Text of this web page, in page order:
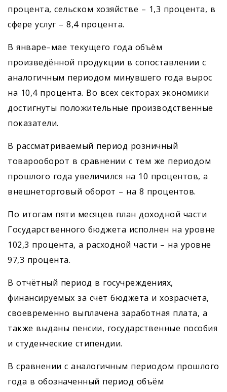
процента, сельском хозяйстве – 1,3 процента, в
сфере услуг – 8,4 процента.
В январе–мае текущего года объём
произведённой продукции в сопоставлении с
аналогичным периодом минувшего года вырос
на 10,4 процента. Во всех секторах экономики
достигнуты положительные производственные
показатели.
В рассматриваемый период розничный
товарооборот в сравнении с тем же периодом
прошлого года увеличился на 10 процентов, а
внешнеторговый оборот – на 8 процентов.
По итогам пяти месяцев план доходной части
Государственного бюджета исполнен на уровне
102,3 процента, а расходной части – на уровне
97,3 процента.
В отчётный период в госучреждениях,
финансируемых за счёт бюджета и хозрасчёта,
своевременно выплачена заработная плата, а
также выданы пенсии, государственные пособия
и студенческие стипендии.
В сравнении с аналогичным периодом прошлого
года в обозначенный период объём